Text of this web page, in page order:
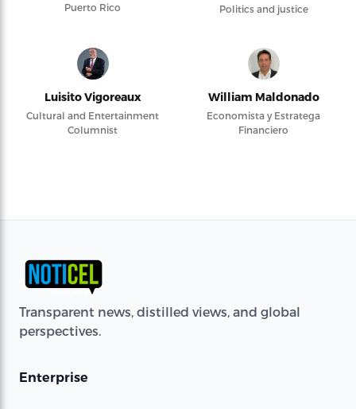
Puerto Rico
Politics and justice
Luisito Vigoreaux
Cultural and Entertainment
Columnist
William Maldonado
Economista y Estratega
Financiero
Transparent news, distilled views, and global
perspectives.
Enterprise